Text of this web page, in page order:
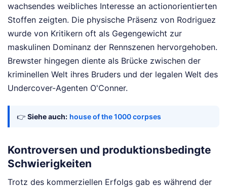
wachsendes weibliches Interesse an actionorientierten
Stoffen zeigten. Die physische Präsenz von Rodriguez
wurde von Kritikern oft als Gegengewicht zur
maskulinen Dominanz der Rennszenen hervorgehoben.
Brewster hingegen diente als Brücke zwischen der
kriminellen Welt ihres Bruders und der legalen Welt des
Undercover-Agenten O'Conner.
👉 Siehe auch: house of the 1000 corpses
Kontroversen und produktionsbedingte
Schwierigkeiten
Trotz des kommerziellen Erfolgs gab es während der